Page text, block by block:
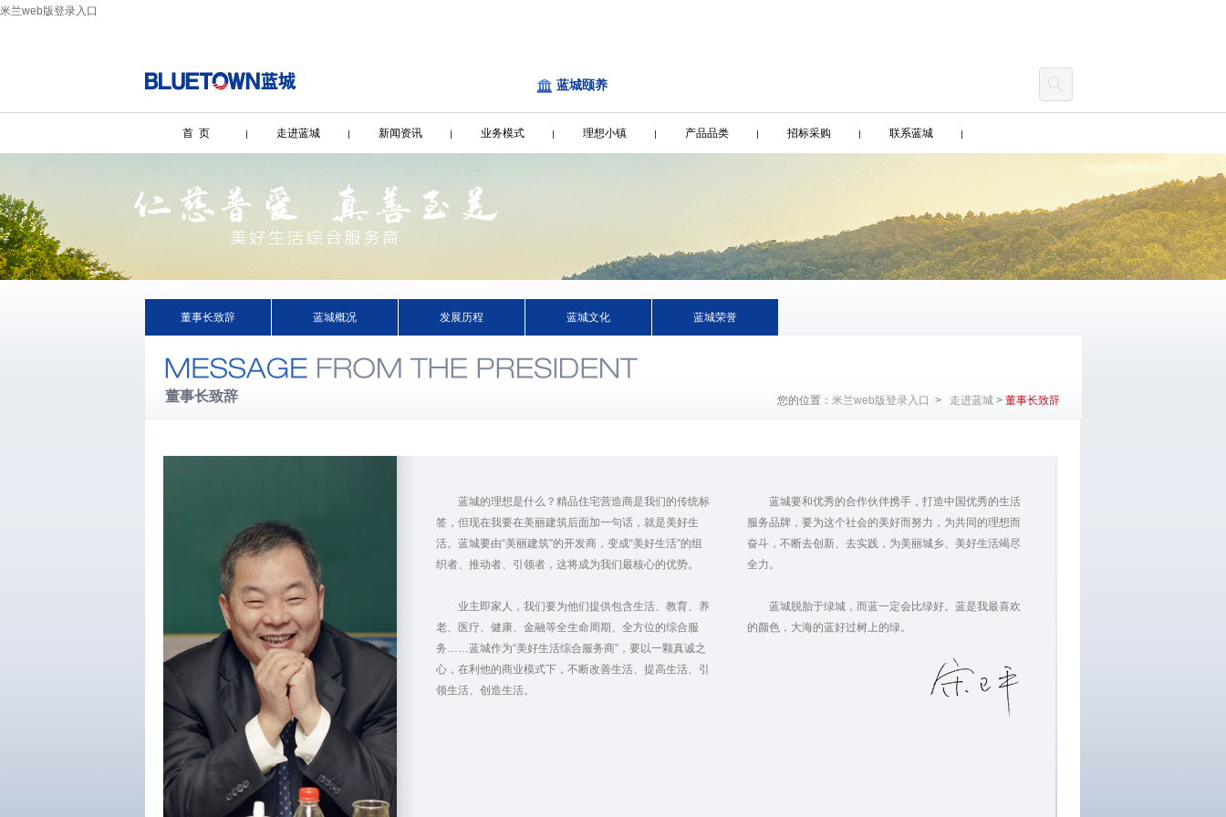
米兰web版登录入口
蓝城颐养
首 页 走进蓝城 新闻资讯 业务模式 理想小镇 产品品类 招标采购 联系蓝城
董事长致辞 蓝城概况 发展历程 蓝城文化 蓝城荣誉
董事长致辞 您的位置： 米兰web版登录入口 > 走进蓝城> 董事长致辞
蓝城的理想是什么？精品住宅营造商是我们的传统标
签，但现在我要在美丽建筑后面加一句话，就是美好生
活。蓝城要由“美丽建筑”的开发商，变成“美好生活”的组
织者、推动者、引领者，这将成为我们最核心的优势。
业主即家人，我们要为他们提供包含生活、教育、养
老、医疗、健康、金融等全生命周期、全方位的综合服
务……蓝城作为“美好生活综合服务商”，要以一颗真诚之
心，在利他的商业模式下，不断改善生活、提高生活、引
领生活、创造生活。
蓝城要和优秀的合作伙伴携手，打造中国优秀的生活
服务品牌，要为这个社会的美好而努力，为共同的理想而
奋斗，不断去创新、去实践，为美丽城乡、美好生活竭尽
全力。
蓝城脱胎于绿城，而蓝一定会比绿好。蓝是我最喜欢
的颜色，大海的蓝好过树上的绿。